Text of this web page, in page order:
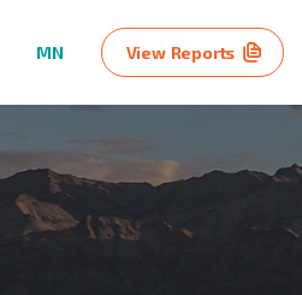
MN View Reports